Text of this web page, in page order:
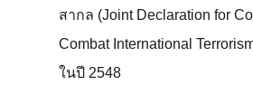
สากล (Joint Declaration for
Combat International
ในปี 2548